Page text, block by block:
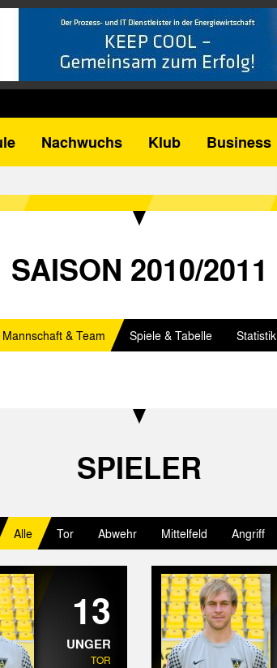
Nachwuchs Klub Business
SAISON 2010/2011
Mannschaft & Team Spiele & Tabelle Statistik
SPIELER
Alle Tor Abwehr Mittelfeld Angriff
13
UNGER
TOR